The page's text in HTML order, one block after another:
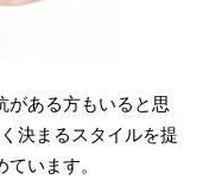
がある方もいると思
決まるスタイルを提
います。